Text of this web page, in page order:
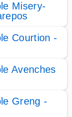
Misery-
Courtion -
Avenches
Greng -